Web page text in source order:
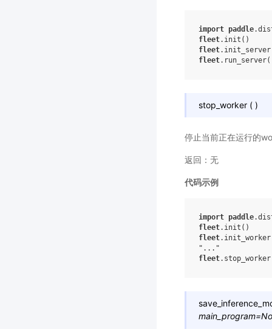
import paddle
fleet. init ()
fleet. init_server
fleet. run_server
stop_worker ( )
停止当前正在运行的
返回：无
代码示例
import paddle
fleet. init ()
fleet. init_worker
"..."
fleet. stop_worker
main_program=